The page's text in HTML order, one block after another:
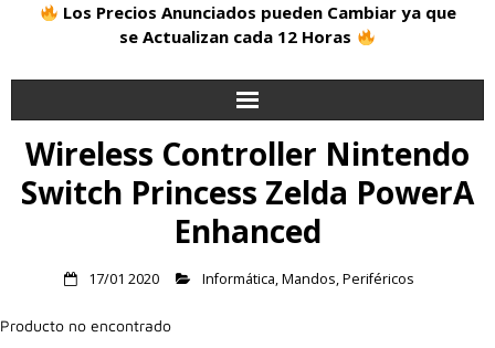
Los Precios Anunciados pueden Cambiar ya que
se Actualizan cada 12 Horas
Inicio
Alimentación
Wireless Controller Nintendo
Switch Princess Zelda PowerA
Enhanced
17/01 2020 Informática,Mandos,Periféricos
Producto no encontrado